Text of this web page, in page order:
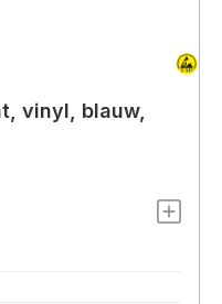
vinyl, blauw,